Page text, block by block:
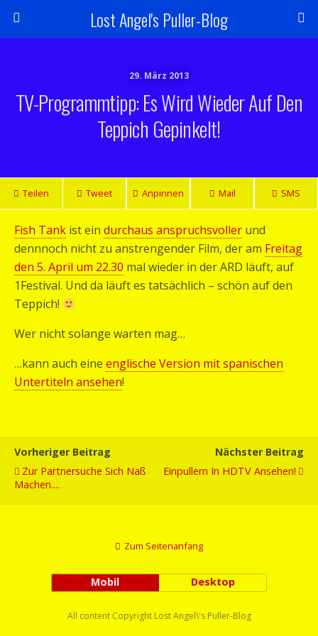
Lost Angel's Puller-Blog
29. März 2013
TV-Programmtipp: Es Wird Wieder Auf Den
Teppich Gepinkelt!
Teilen Tweet Anpinnen Mail SMS
Fish Tank ist ein durchaus anspruchsvoller und
dennnoch nicht zu anstrengender Film, der am Freitag
den 5. April um 22.30 mal wieder in der ARD läuft, auf
1Festival. Und da läuft es tatsächlich – schön auf den
Teppich!
Wer nicht solange warten mag…
…kann auch eine englische Version mit spanischen
Untertiteln ansehen!
Vorheriger Beitrag
Zur Partnersuche Sich Naß
Machen....
Nächster Beitrag
Einpullern In HDTV Ansehen!
Zum Seitenanfang
Mobil Desktop
All content Copyright Lost Angel\'s Puller-Blog